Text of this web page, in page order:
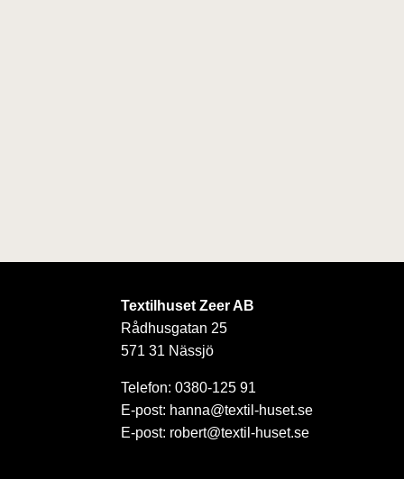
Textilhuset Zeer AB
Rådhusgatan 25
571 31 Nässjö
Telefon: 0380-125 91
E-post: hanna@textil-huset.se
E-post: robert@textil-huset.se